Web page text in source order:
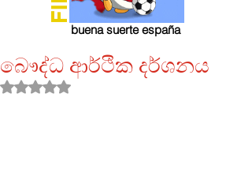
buena suerte españa
බෞද්ධ ආර්ථික දර්ශනය
Rated NaN out of 5 stars.